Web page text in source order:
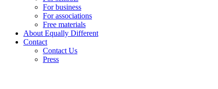
For business
For associations
Free materials
About Equally Different
Contact
Contact Us
Press